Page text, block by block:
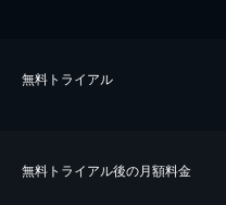
無料トライアル
無料トライアル後の⽉額料金